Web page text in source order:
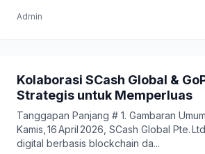
Admin
Kolaborasi SCash Global &
Strategis untuk Memperluas
Tanggapan Panjang # 1. Gambaran
Kamis, 16 April 2026, SCash Global Pte.
digital berbasis blockchain da...